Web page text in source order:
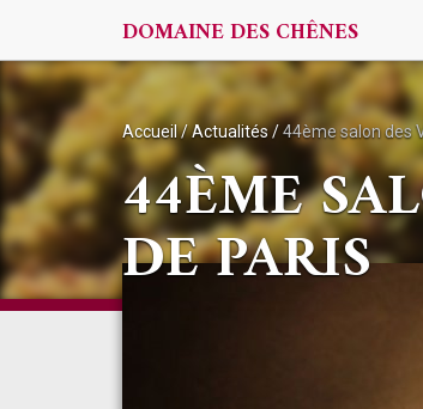
DOMAINE DES CHÊNES
Accueil/Actualités/44ème salon des
44ÈME
DE PARIS